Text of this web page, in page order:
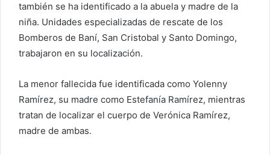
también se ha identificado a la abuela y madre de la
niña. Unidades especializadas de rescate de los
Bomberos de Baní, San Cristobal y Santo Domingo,
trabajaron en su localización.
La menor fallecida fue identificada como Yolenny
Ramírez, su madre como Estefanía Ramírez, mientras
tratan de localizar el cuerpo de Verónica Ramírez,
madre de ambas.